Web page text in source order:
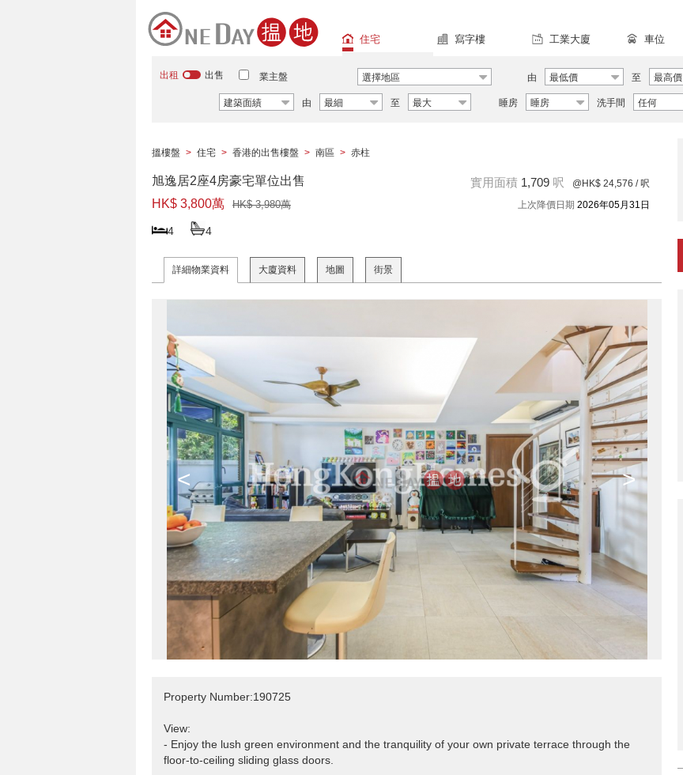
住宅 寫字樓 工業大廈 車位
出租 出售 業主盤 選擇地區 由 最低價 至 最高價
建築面績 由 最細 至 最大 睡房 睡房 洗手間 任何
搵樓盤 > 住宅 > 香港的出售樓盤 > 南區 > 赤柱
旭逸居2座4房豪宅單位出售
HK$ 3,800萬
HK$ 3,980萬
4 4
實用面積 1,709 呎 @HK$ 24,576 / 呎
上次降價日期 2026年05月31日
詳細物業資料 大廈資料 地圖 街景
< >
Property Number:190725
View:
- Enjoy the lush green environment and the tranquility of your own private terrace through the
floor-to-ceiling sliding glass doors.